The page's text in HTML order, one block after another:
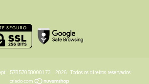
- 57857058000173 - 2026. Todos os direitos reservados.